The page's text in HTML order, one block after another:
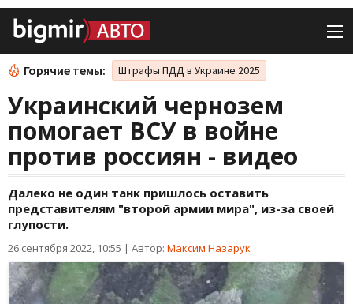
Горячие темы: Штрафы ПДД в Украине 2025
Украинский чернозем
помогает ВСУ в войне
против россиян - видео
Далеко не один танк пришлось оставить
представителям "второй армии мира", из-за своей
глупости.
26 сентября 2022, 10:55 | Автор: Максим Назарук